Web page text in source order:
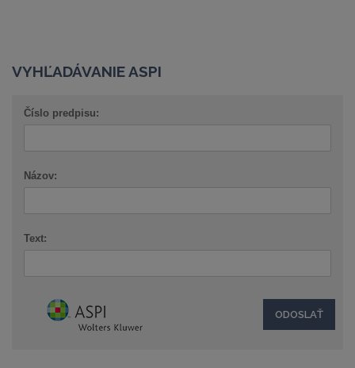
VYHĽADÁVANIE ASPI
Číslo predpisu:
Názov:
Text: